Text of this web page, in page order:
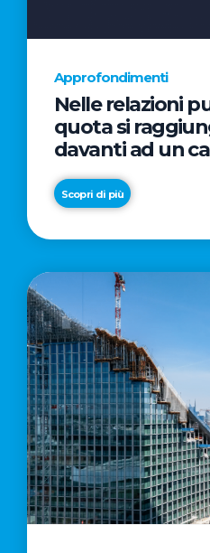
Approfondimenti
Nelle relazioni
quota si
davanti ad un
Scopri di più